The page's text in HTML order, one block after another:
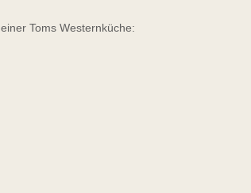
Toms Westernküche: